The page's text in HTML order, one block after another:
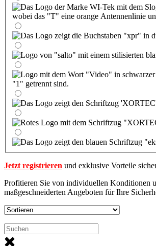
Jetzt registrieren und exklusive Vorteile
Profitieren Sie von individuellen Konditionen
maßgeschneiderten Angeboten für Ihre